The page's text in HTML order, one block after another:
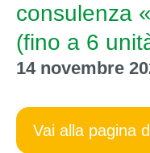
consulenza
(fino a 6
14 novembre
Vai alla pagina